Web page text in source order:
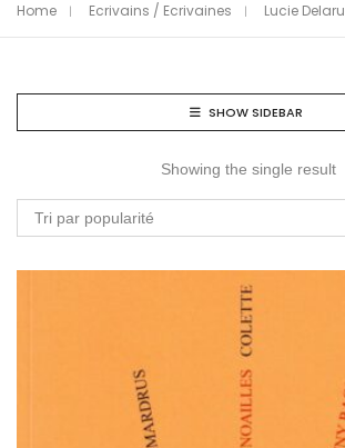
Home Ecrivains / Ecrivaines Lucie
SHOW SIDEBAR
Showing the single result
Tri par popularité